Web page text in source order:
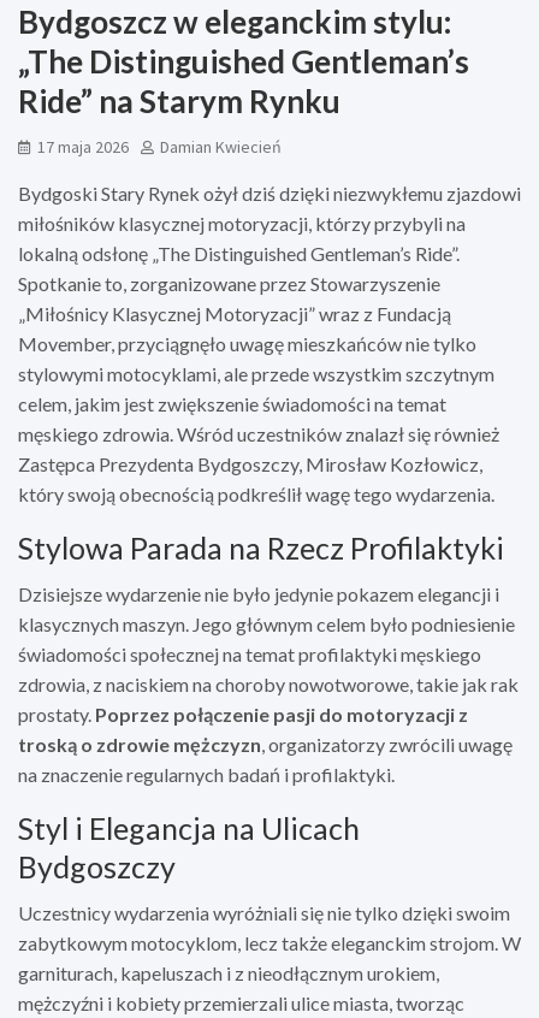
Bydgoszcz w eleganckim stylu:
„The Distinguished Gentleman’s
Ride” na Starym Rynku
17 maja 2026 Damian Kwiecień
Bydgoski Stary Rynek ożył dziś dzięki niezwykłemu zjazdowi
miłośników klasycznej motoryzacji, którzy przybyli na
lokalną odsłonę „The Distinguished Gentleman’s Ride”.
Spotkanie to, zorganizowane przez Stowarzyszenie
„Miłośnicy Klasycznej Motoryzacji” wraz z Fundacją
Movember, przyciągnęło uwagę mieszkańców nie tylko
stylowymi motocyklami, ale przede wszystkim szczytnym
celem, jakim jest zwiększenie świadomości na temat
męskiego zdrowia. Wśród uczestników znalazł się również
Zastępca Prezydenta Bydgoszczy, Mirosław Kozłowicz,
który swoją obecnością podkreślił wagę tego wydarzenia.
Stylowa Parada na Rzecz Profilaktyki
Dzisiejsze wydarzenie nie było jedynie pokazem elegancji i
klasycznych maszyn. Jego głównym celem było podniesienie
świadomości społecznej na temat profilaktyki męskiego
zdrowia, z naciskiem na choroby nowotworowe, takie jak rak
prostaty. Poprzez połączenie pasji do motoryzacji z
troską o zdrowie mężczyzn , organizatorzy zwrócili uwagę
na znaczenie regularnych badań i profilaktyki.
Styl i Elegancja na Ulicach
Bydgoszczy
Uczestnicy wydarzenia wyróżniali się nie tylko dzięki swoim
zabytkowym motocyklom, lecz także eleganckim strojom. W
garniturach, kapeluszach i z nieodłącznym urokiem,
mężczyźni i kobiety przemierzali ulice miasta, tworząc